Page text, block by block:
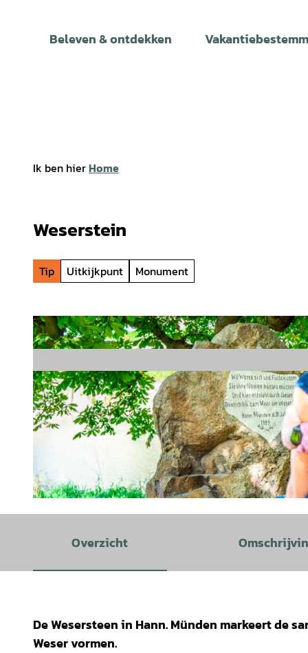
Beleven & ontdekken
Ik ben hierHome
Weserstein
Tip Uitkijkpunt Monument
Overzicht
De Wesersteen in Hann. Münden markeert de
Weser vormen.